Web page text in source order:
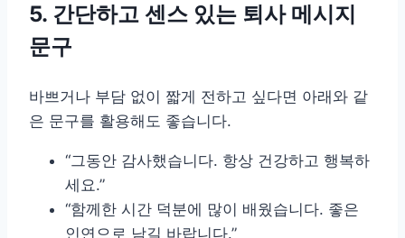
5. 간단하고 센스 있는 퇴사 메시지
문구
바쁘거나 부담 없이 짧게 전하고 싶다면 아래와 같
은 문구를 활용해도 좋습니다.
“그동안 감사했습니다. 항상 건강하고 행복하
세요.”
“함께한 시간 덕분에 많이 배웠습니다. 좋은
인연으로 남길 바랍니다.”